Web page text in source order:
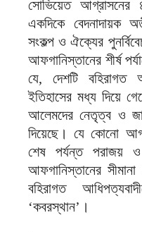
সোভিয়েত আগ্রাসনের
একদিকে বেদনাদায়ক
সংকল্প ও ঐক্যের
আফগানিস্তানের শীর্ষ
যে, দেশটি বহিরাগত
ইতিহাসের মধ্য দিয়ে
আলেমদের নেতৃত্ব ও
দিয়েছে। যে কোনো
শেষ পর্যন্ত পরাজয়
আফগানিস্তানের
বহিরাগত
‘কবরস্থান’।